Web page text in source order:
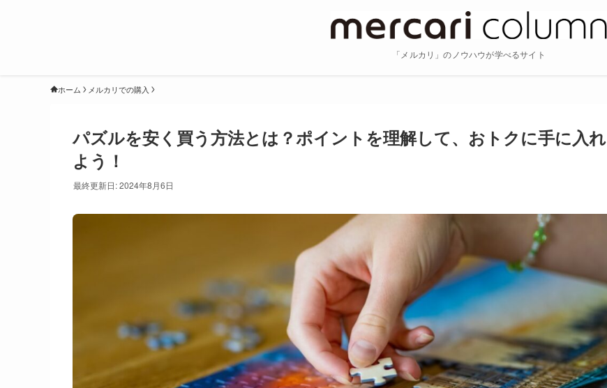
「メルカリ」のノウハウが学べるサイト
ホーム メルカリでの購入
パズルを安く買う方法とは？ポイントを理解して、おトクに手に入れ
よう！
最終更新日: 2024年8月6日